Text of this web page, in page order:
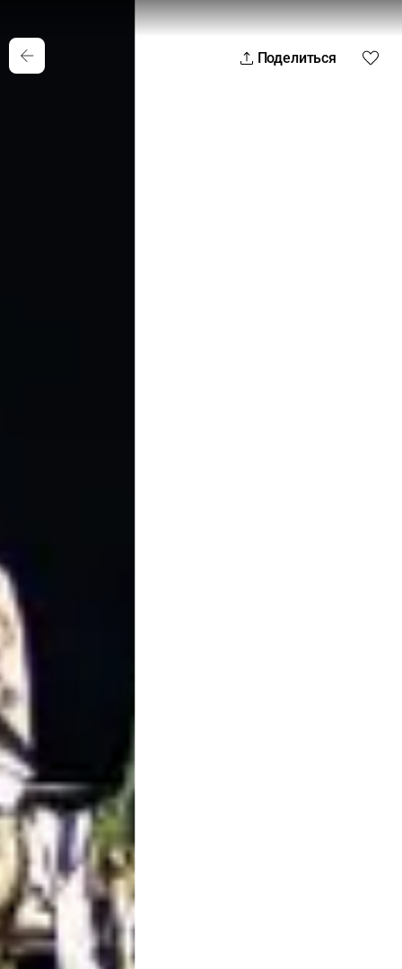
Поделиться